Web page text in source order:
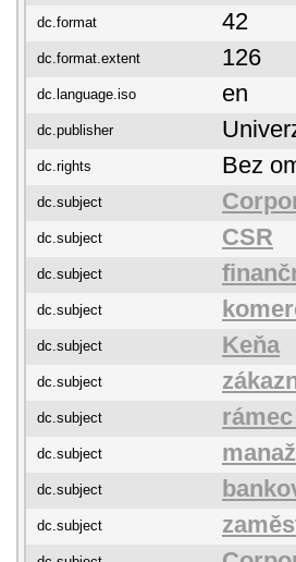
dc.format 42
dc.format.extent 126
dc.language.iso en
dc.publisher
dc.rights Bez
dc.subject
dc.subject CSR
dc.subject
dc.subject
dc.subject Keňa
dc.subject
dc.subject
dc.subject
dc.subject
dc.subject